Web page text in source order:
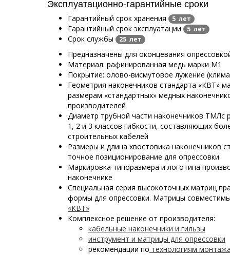
Эксплуатационно-гарантийные сроки
Гарантийный срок хранения 5 лет
Гарантийный срок эксплуатации 5 лет
Срок службы 25 лет
Предназначены для оконцевания
Материал: рафинированная медь марки М1
Покрытие: олово-висмутовое лужение
Геометрия наконечников стандарта «КВТ»
размерам «стандартных» медных
производителей
Диаметр трубной части наконечников ТМЛс
1, 2 и 3 классов гибкости, составляющих
строительных кабелей
Размеры и длина хвостовика наконечников
точное позиционирование для опрессовки
Маркировка типоразмера и логотипа
наконечнике
Специальная серия высокоточных матриц
формы для опрессовки. Матрицы
«КВТ»
Комплексное решение от производителя:
кабельные наконечники и гильзы
инструмент и матрицы для опрессовки
рекомендации по технологиям